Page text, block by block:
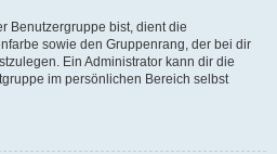
Benutzergruppe bist, dient die
sowie den Gruppenrang, der bei dir
Ein Administrator kann dir die
im persönlichen Bereich selbst